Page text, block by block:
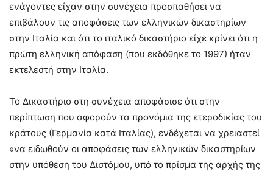
ενάγοντες είχαν στην συνέχεια προσπαθήσει να
επιβάλουν τις αποφάσεις των ελληνικών δικαστηρίων
στην Ιταλία και ότι το ιταλικό δικαστήριο είχε κρίνει ότι η
πρώτη ελληνική απόφαση (που εκδόθηκε το 1997) ήταν
εκτελεστή στην Ιταλία.
Το Δικαστήριο στη συνέχεια αποφάσισε ότι στην
περίπτωση που αφορούν τα προνόμια της ετεροδικίας του
κράτους (Γερμανία κατά Ιταλίας), ενδέχεται να χρειαστεί
«να ειδωθούν οι αποφάσεις των ελληνικών δικαστηρίων
στην υπόθεση του Διστόμου, υπό το πρίσμα της αρχής της